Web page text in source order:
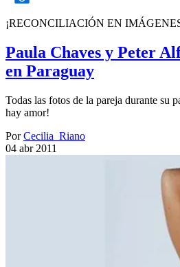
¡RECONCILIACIÓN EN
Paula Chaves y Peter
en Paraguay
Todas las fotos de la pareja durante su
hay amor!
PorCecilia_Riano
04 abr 2011